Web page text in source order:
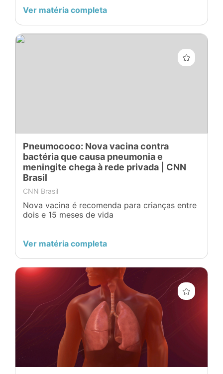
Ver matéria completa
Pneumococo: Nova vacina contra
bactéria que causa pneumonia e
meningite chega à rede privada | CNN
Brasil
CNN Brasil
Nova vacina é recomenda para crianças entre
dois e 15 meses de vida
Ver matéria completa